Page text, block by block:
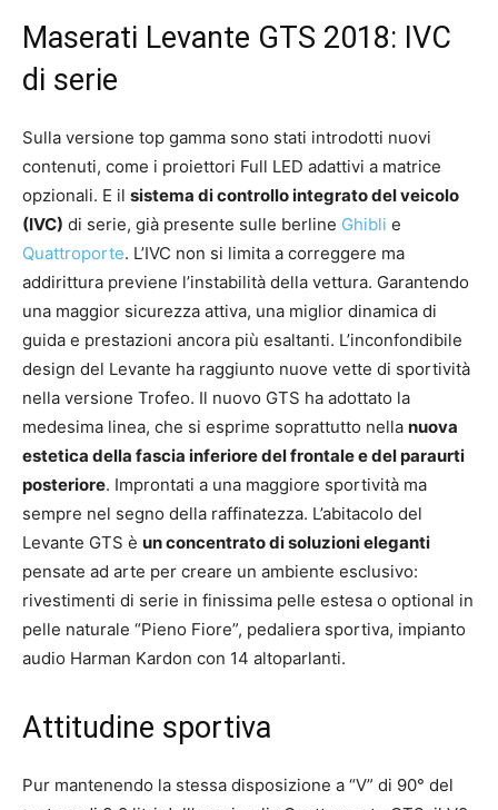
Maserati Levante GTS 2018: IVC
di serie
Sulla versione top gamma sono stati introdotti nuovi
contenuti, come i proiettori Full LED adattivi a matrice
opzionali. E il sistema di controllo integrato del veicolo
(IVC) di serie, già presente sulle berline Ghibli e
Quattroporte. L’IVC non si limita a correggere ma
addirittura previene l’instabilità della vettura. Garantendo
una maggior sicurezza attiva, una miglior dinamica di
guida e prestazioni ancora più esaltanti. L’inconfondibile
design del Levante ha raggiunto nuove vette di sportività
nella versione Trofeo. Il nuovo GTS ha adottato la
medesima linea, che si esprime soprattutto nella nuova
estetica della fascia inferiore del frontale e del paraurti
posteriore. Improntati a una maggiore sportività ma
sempre nel segno della raffinatezza. L’abitacolo del
Levante GTS è un concentrato di soluzioni eleganti
pensate ad arte per creare un ambiente esclusivo:
rivestimenti di serie in finissima pelle estesa o optional in
pelle naturale “Pieno Fiore”, pedaliera sportiva, impianto
audio Harman Kardon con 14 altoparlanti.
Attitudine sportiva
Pur mantenendo la stessa disposizione a “V” di 90° del